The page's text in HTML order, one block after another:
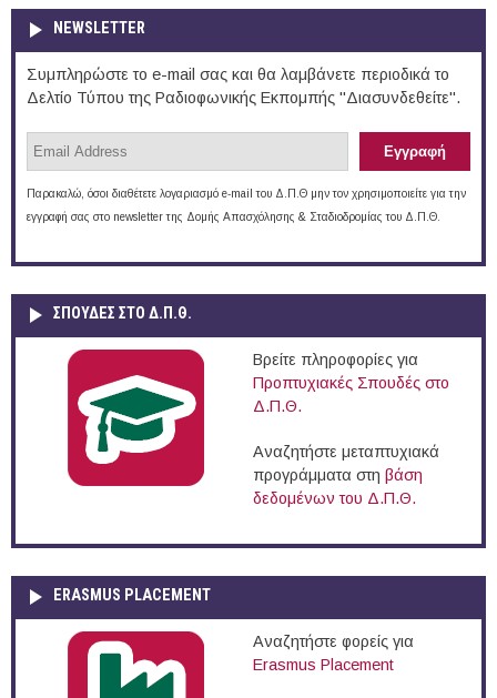
NEWSLETTER
Συμπληρώστε το e-mail σας και θα λαμβάνετε περιοδικά το
Δελτίο Τύπου της Ραδιοφωνικής Εκπομπής "Διασυνδεθείτε".
Παρακαλώ, όσοι διαθέτετε λογαριασμό e-mail του Δ.Π.Θ μην τον χρησιμοποιείτε για την
εγγραφή σας στο newsletter της Δομής Απασχόλησης & Σταδιοδρομίας του Δ.Π.Θ.
ΣΠΟΥΔΈΣ ΣΤΟ Δ.Π.Θ.
Βρείτε πληροφορίες για
Προπτυχιακές Σπουδές στο
Δ.Π.Θ.
Αναζητήστε μεταπτυχιακά
προγράμματα στη βάση
δεδομένων του Δ.Π.Θ.
ERASMUS PLACEMENT
Αναζητήστε φορείς για
Erasmus Placement